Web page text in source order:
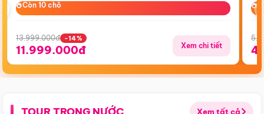
Còn 10 chỗ
Còn 10 chỗ
13.999.000đ -14%
11.999.000đ Xem chi tiết
Xem tất cả